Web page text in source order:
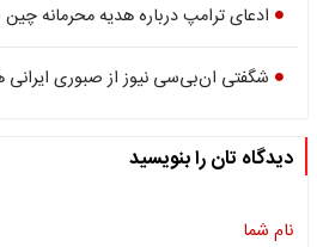
ادعای ترامپ درباره هدیه محرمانه
شگفتی ان‌بی‌سی نیوز از صبوری ایرانی
دیدگاه تان را بنویسید
نام شما